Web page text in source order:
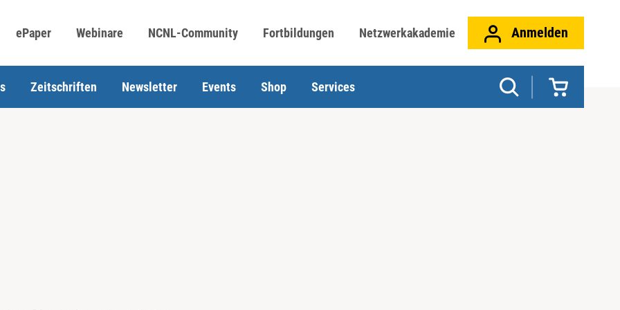
ePaper Webinare NCNL-Community Fortbildungen Netzwerkakademie Anmelden
Zeitschriften Newsletter Events Shop Services